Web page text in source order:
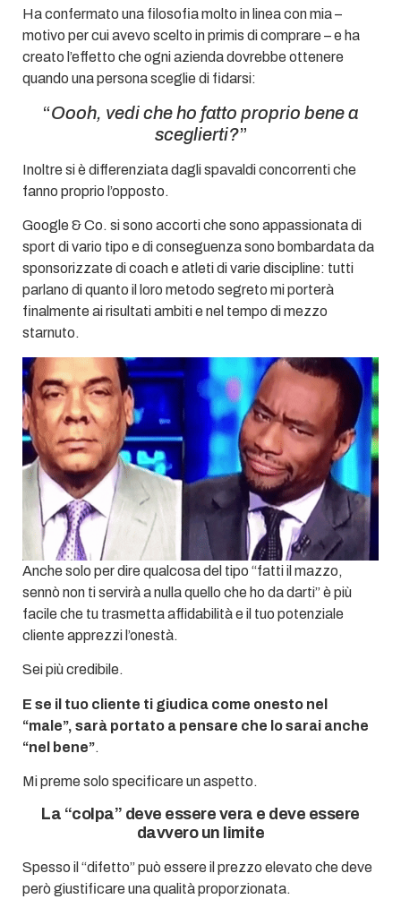
Ha confermato una filosofia molto in linea con mia –
motivo per cui avevo scelto in primis di comprare – e ha
creato l’effetto che ogni azienda dovrebbe ottenere
quando una persona sceglie di fidarsi:
“Oooh, vedi che ho fatto proprio bene a
sceglierti?”
Inoltre si è differenziata dagli spavaldi concorrenti che
fanno proprio l’opposto.
Google & Co. si sono accorti che sono appassionata di
sport di vario tipo e di conseguenza sono bombardata da
sponsorizzate di coach e atleti di varie discipline: tutti
parlano di quanto il loro metodo segreto mi porterà
finalmente ai risultati ambiti e nel tempo di mezzo
starnuto.
Anche solo per dire qualcosa del tipo “fatti il mazzo,
sennò non ti servirà a nulla quello che ho da darti” è più
facile che tu trasmetta affidabilità e il tuo potenziale
cliente apprezzi l’onestà.
Sei più credibile.
E se il tuo cliente ti giudica come onesto nel
“male”, sarà portato a pensare che lo sarai anche
“nel bene”.
Mi preme solo specificare un aspetto.
La “colpa” deve essere vera e deve essere
davvero un limite
Spesso il “difetto” può essere il prezzo elevato che deve
però giustificare una qualità proporzionata.